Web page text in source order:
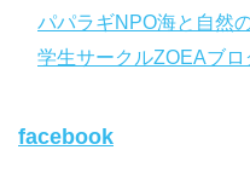
ode
【パパラギダイビングスクー
https://www.papalagi.co.jp
旬な海の情報はコチラから！
パパラギNPO海と自然
学生サークルZOEAブロ
facebook